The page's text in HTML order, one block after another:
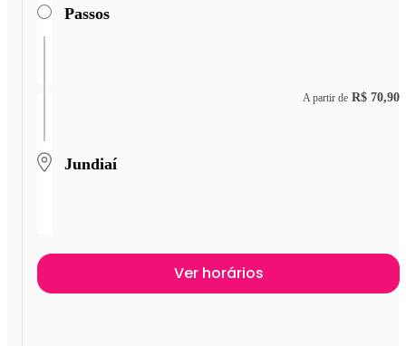
Passos
Jundiaí
A partir de R$ 70,90
Ver horários